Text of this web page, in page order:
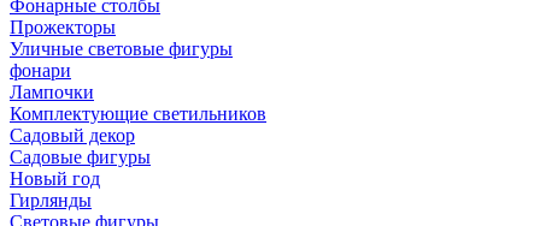
Фонарные столбы
Прожекторы
Уличные световые фигуры
фонари
Лампочки
Комплектующие светильников
Садовый декор
Садовые фигуры
Новый год
Гирлянды
Световые фигуры